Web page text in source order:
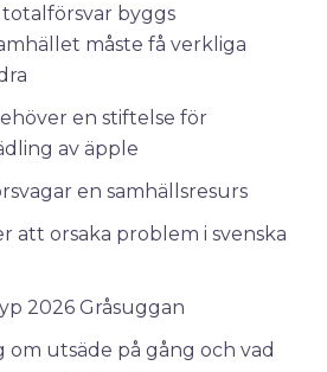
byggs
måste få verkliga
en stiftelse för
av äpple
en samhällsresurs
att orsaka problem i svenska
2026 Gråsuggan
om utsäde på gång och vad